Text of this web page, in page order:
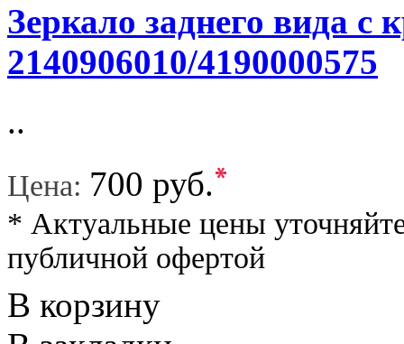
Зеркало заднего вида c
2140906010/4190000575
..
Цена: 700 руб.*
* Актуальные цены
публичной офертой
В корзину